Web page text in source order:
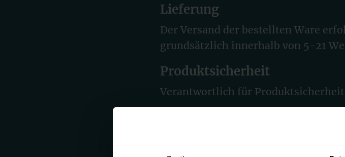
Lieferung
Der Versand der bestellten Ware
grundsätzlich innerhalb von 5-21
Produktsicherheit
Verantwortlich für Produktsicherheit